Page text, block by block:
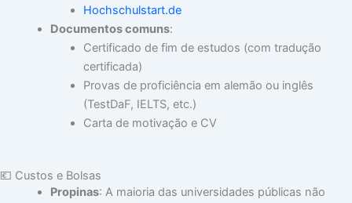
Hochschulstart.de
Documentos comuns:
Certificado de fim de estudos (com tradução
certificada)
Provas de proficiência em alemão ou inglês
(TestDaF, IELTS, etc.)
Carta de motivação e CV
💶 Custos e Bolsas
Propinas: A maioria das universidades públicas não